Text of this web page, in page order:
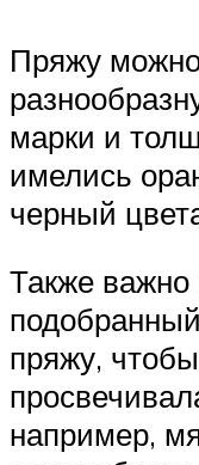
Пряжу
марки и
имелись
черный
Также важно
пряжу,
например,